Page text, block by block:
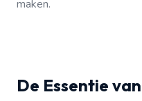
maken.
De Essentie